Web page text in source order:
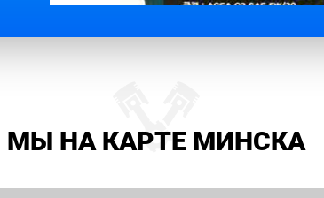
МЫ НА КАРТЕ МИНСКА